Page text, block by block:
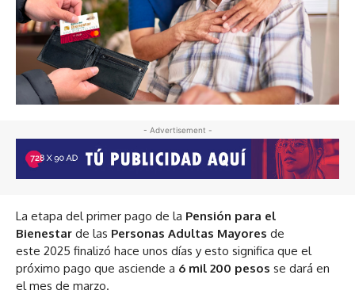
- Advertisement -
La etapa del primer pago de la Pensión para el
Bienestar de las Personas Adultas Mayores de
este 2025 finalizó hace unos días y esto significa que el
próximo pago que asciende a 6 mil 200 pesos se dará en
el mes de marzo.